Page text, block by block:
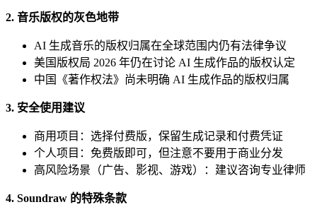
2. 音乐版权的灰色地带
AI 生成音乐的版权归属在全球范围内仍有法律争议
美国版权局 2026 年仍在讨论 AI 生成作品的版权认定
中国《著作权法》尚未明确 AI 生成作品的版权归属
3. 安全使用建议
商用项目：选择付费版，保留生成记录和付费凭证
个人项目：免费版即可，但注意不要用于商业分发
高风险场景（广告、影视、游戏）：建议咨询专业律师
4. Soundraw 的特殊条款